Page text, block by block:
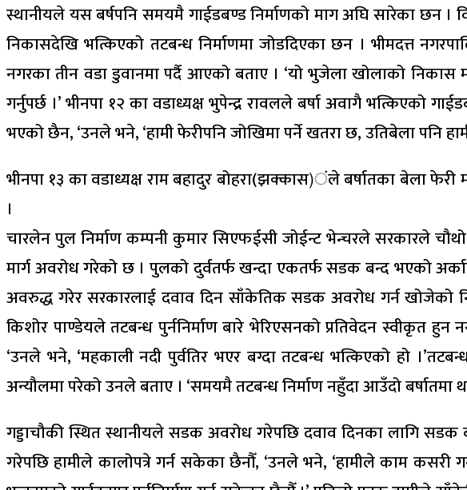
स्थानीयले यस बर्षपनि समयमै गाईडबण्ड निर्माणको माग अघि सारेका छन
निकासदेखि भत्किएको तटबन्ध निर्माणमा जोडदिएका छन । भीमदत्त
नगरका तीन वडा डुवानमा पर्दै आएको बताए । ‘यो भुजेला खोलाको निकास
गर्नुपर्छ ।’ भीनपा १२ का वडाध्यक्ष भुपेन्द्र रावलले बर्षा अवागै भत्किएको
भएको छैन, ‘उनले भने, ‘हामी फेरीपनि जोखिमा पर्ने खतरा छ, उतिबेला पनि
भीनपा १३ का वडाध्यक्ष राम बहादुर बोहरा(झक्कास)ंले बर्षातका बेला
।
चारलेन पुल निर्माण कम्पनी कुमार सिएफईसी जोईन्ट भेन्चरले सरकारले
मार्ग अवरोध गरेको छ । पुलको दुर्वतर्फ खन्दा एकतर्फ सडक बन्द भएको
अवरुद्ध गरेर सरकारलाई दवाव दिन साँकेतिक सडक अवरोध गर्न खोजेको
किशोर पाण्डेयले तटबन्ध पुर्ननिर्माण बारे भेरिएसनको प्रतिवेदन स्वीकृत
‘उनले भने, ‘महकाली नदी पुर्वतिर भएर बग्दा तटबन्ध भत्किएको हो
अन्यौलमा परेको उनले बताए । ‘समयमै तटबन्ध निर्माण नहुँदा आउँदो
गड्डाचौकी स्थित स्थानीयले सडक अवरोध गरेपछि दवाव दिनका लागि सडक
गरेपछि हामीले कालोपत्रे गर्न सकेका छैनौँ, ‘उनले भने, ‘हामीले काम